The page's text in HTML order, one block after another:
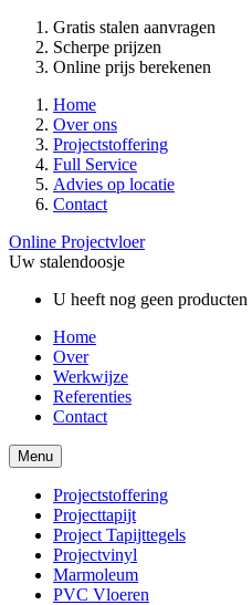
Gratis stalen aanvragen
Scherpe prijzen
Online prijs berekenen
Home
Over ons
Projectstoffering
Full Service
Advies op locatie
Contact
Online Projectvloer
Uw stalendoosje
U heeft nog geen
Home
Over
Werkwijze
Referenties
Contact
Menu
Projectstoffering
Projecttapijt
Project Tapijttegels
Projectvinyl
Marmoleum
PVC Vloeren